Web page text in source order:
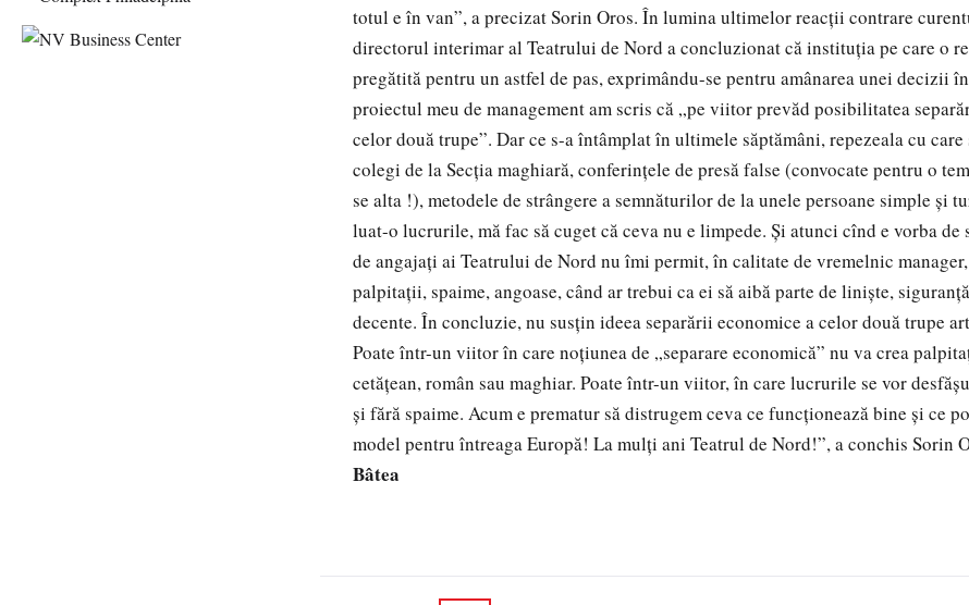
totul e în van”, a precizat Sorin Oros. În lumina ultimelor reacţii contrare
directorul interimar al Teatrului de Nord a concluzionat că instituţia pe care o
pregătită pentru un astfel de pas, exprimându-se pentru amânarea unei decizii
proiectul meu de management am scris că „pe viitor prevăd posibilitatea
celor două trupe”. Dar ce s-a întâmplat în ultimele săptămâni, repezeala cu
colegi de la Secţia maghiară, conferinţele de presă false (convocate pentru o
se alta !), metodele de strângere a semnăturilor de la unele persoane simple şi
luat-o lucrurile, mă fac să cuget că ceva nu e limpede. Şi atunci cînd e vorba de
de angajaţi ai Teatrului de Nord nu îmi permit, în calitate de vremelnic
palpitaţii, spaime, angoase, când ar trebui ca ei să aibă parte de linişte,
decente. În concluzie, nu susţin ideea separării economice a celor două trupe
Poate într-un viitor în care noţiunea de „separare economică” nu va crea
cetăţean, român sau maghiar. Poate într-un viitor, în care lucrurile se vor
şi fără spaime. Acum e prematur să distrugem ceva ce funcţionează bine şi ce
model pentru întreaga Europă! La mulţi ani Teatrul de Nord!”, a conchis Sorin
Bâtea